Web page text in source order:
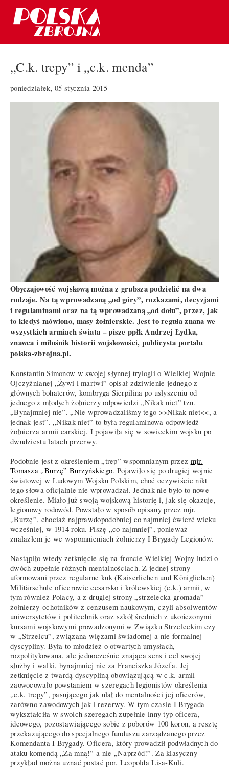
„C.k. trepy” i „c.k. menda”
poniedziałek, 05 stycznia 2015
Obyczajowość wojskową można z grubsza podzielić na dwa
rodzaje. Na tą wprowadzaną „od góry”, rozkazami, decyzjami
i regulaminami oraz na tą wprowadzaną „od dołu”, przez, jak
to kiedyś mówiono, masy żołnierskie. Jest to reguła znana we
wszystkich armiach świata – pisze ppłk Andrzej Łydka,
znawca i miłośnik historii wojskowości, publicysta portalu
polska-zbrojna.pl.
Konstantin Simonow w swojej słynnej trylogii o Wielkiej Wojnie
Ojczyźnianej „Żywi i martwi” opisał zdziwienie jednego z
głównych bohaterów, kombryga Sierpilina po usłyszeniu od
jednego z młodych żołnierzy odpowiedzi „Nikak niet” tzn.
„Bynajmniej nie”. „Nie wprowadzaliśmy tego >>Nikak niet<<, a
jednak jest”. „Nikak niet” to była regulaminowa odpowiedź
żołnierza armii carskiej. I pojawiła się w sowieckim wojsku po
dwudziestu latach przerwy.
Podobnie jest z określeniem „trep” wspomnianym przez mjr.
Tomasza „Burzę” Burzyńskiego. Pojawiło się po drugiej wojnie
światowej w Ludowym Wojsku Polskim, choć oczywiście nikt
tego słowa oficjalnie nie wprowadzał. Jednak nie było to nowe
określenie. Miało już swoją wojskową historię i, jak się okazuje,
legionowy rodowód. Powstało w sposób opisany przez mjr.
„Burzę”, chociaż najprawdopodobniej co najmniej ćwierć wieku
wcześniej, w 1914 roku. Piszę „co najmniej”, ponieważ
znalazłem je we wspomnieniach żołnierzy I Brygady Legionów.
Nastąpiło wtedy zetknięcie się na froncie Wielkiej Wojny ludzi o
dwóch zupełnie różnych mentalnościach. Z jednej strony
uformowani przez regularne kuk (Kaiserlichen und Königlichen)
Militärschule oficerowie cesarsko i królewskiej (c.k.) armii, w
tym również Polacy, a z drugiej strony „strzelecka gromada”
żołnierzy-ochotników z cenzusem naukowym, czyli absolwentów
uniwersytetów i politechnik oraz szkół średnich z ukończonymi
kursami wojskowymi prowadzonymi w Związku Strzeleckim czy
w „Strzelcu”, związana więzami świadomej a nie formalnej
dyscypliny. Była to młodzież o otwartych umysłach,
rozpolitykowana, ale jednocześnie znająca sens i cel swojej
służby i walki, bynajmniej nie za Franciszka Józefa. Jej
zetknięcie z twardą dyscypliną obowiązującą w c.k. armii
zaowocowało powstaniem w szeregach legionistów określenia
„c.k. trepy”, pasującego jak ulał do mentalności jej oficerów,
zarówno zawodowych jak i rezerwy. W tym czasie I Brygada
wykształciła w swoich szeregach zupełnie inny typ oficera,
ideowego, pozostawiającego sobie z poborów 100 koron, a resztę
przekazującego do specjalnego funduszu zarządzanego przez
Komendanta I Brygady. Oficera, który prowadził podwładnych do
ataku komendą „Za mną!” a nie „Naprzód!”. Za klasyczny
przykład można uznać postać por. Leopolda Lisa-Kuli.